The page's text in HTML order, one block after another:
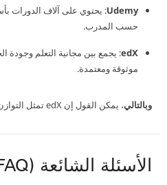
Udemy: يحتوي على آلاف الدورات
حسب المدرب.
edX: يجمع بين مجانية التعلم وجودة
موثوقة ومعتمدة.
وبالتالي، يمكن القول إن edX تمثل التوازن الأفضل بين الجودة والتكلفة.
الأسئلة الشائعة (FAQ)